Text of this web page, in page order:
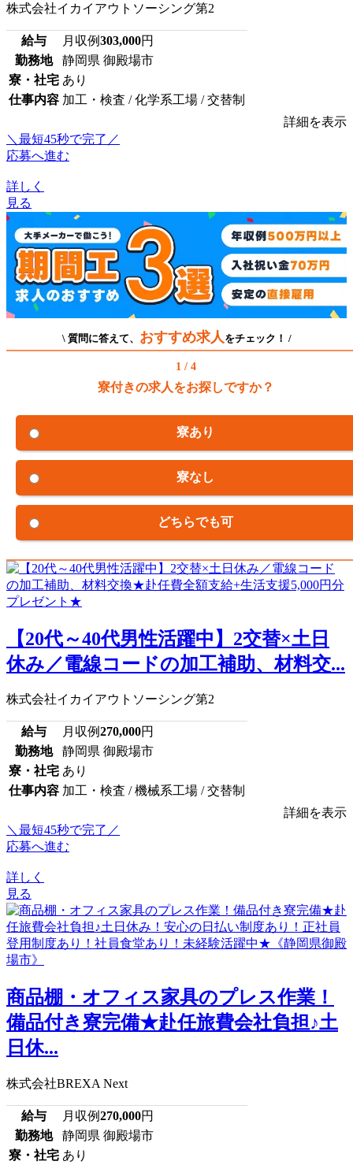
株式会社イカイアウトソーシング第2
給与 月収例303,000円
勤務地
静岡県 御殿場市
寮・社宅 あり
仕事内容 加工・検査 / 化学系工場 / 交替制
詳細を表示
＼最短45秒で完了／
応募へ進む
詳しく
見る
\ 質問に答えて、 おすすめ求人 をチェック！ /
1 / 4
寮付きの求人をお探しですか？
寮あり
寮なし
どちらでも可
【20代～40代男性活躍中】2交替×土日
休み／電線コードの加工補助、材料交...
株式会社イカイアウトソーシング第2
給与 月収例270,000円
勤務地
静岡県 御殿場市
寮・社宅 あり
仕事内容 加工・検査 / 機械系工場 / 交替制
詳細を表示
＼最短45秒で完了／
応募へ進む
詳しく
見る
商品棚・オフィス家具のプレス作業！
備品付き寮完備★赴任旅費会社負担♪土
日休...
株式会社BREXA Next
給与 月収例270,000円
勤務地
静岡県 御殿場市
寮・社宅 あり